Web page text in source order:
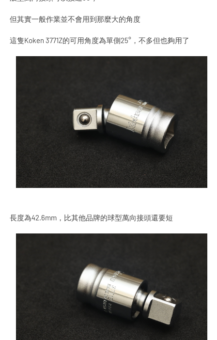
但其實一般作業並不會用到那麼大的角度
這隻Koken 3771Z的可用角度為單側25°，不多但也夠用了
長度為42.6mm，比其他品牌的球型萬向接頭還要短